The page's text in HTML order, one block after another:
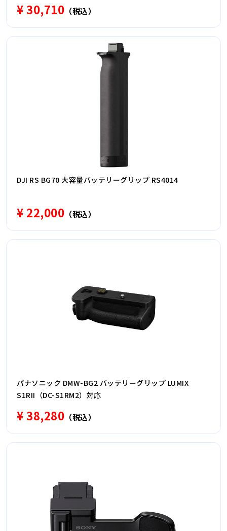
¥ 30,710 （税込）
DJI RS BG70 大容量バッテリーグリップ RS4014
¥ 22,000 （税込）
パナソニック DMW-BG2 バッテリーグリップ LUMIX
S1RII（DC-S1RM2）対応
¥ 38,280 （税込）